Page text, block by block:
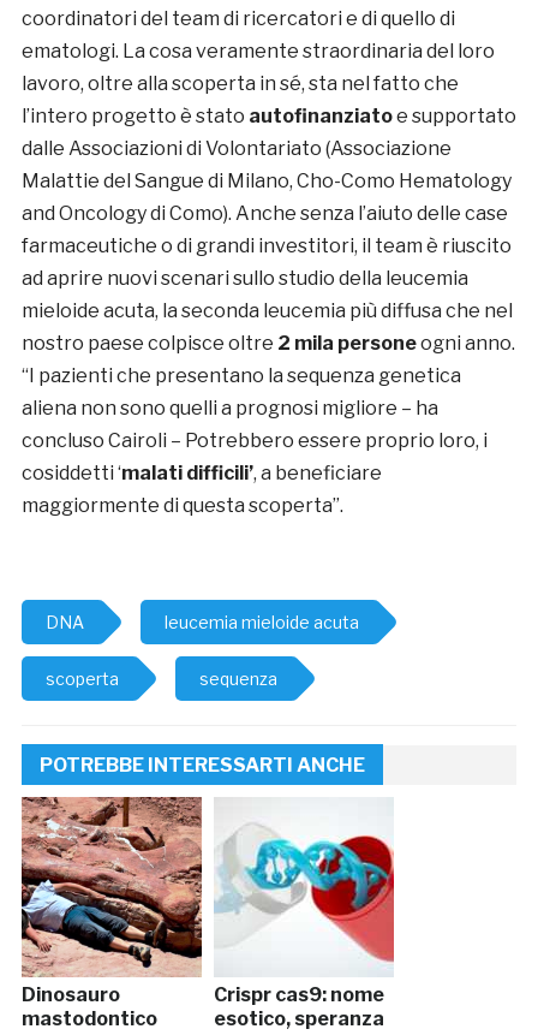
coordinatori del team di ricercatori e di quello di
ematologi. La cosa veramente straordinaria del loro
lavoro, oltre alla scoperta in sé, sta nel fatto che
l’intero progetto è stato autofinanziatoe supportato
dalle Associazioni di Volontariato (Associazione
Malattie del Sangue di Milano, Cho-Como Hematology
and Oncology di Como). Anche senza l’aiuto delle case
farmaceutiche o di grandi investitori, il team è riuscito
ad aprire nuovi scenari sullo studio della leucemia
mieloide acuta, la seconda leucemia più diffusa che nel
nostro paese colpisce oltre 2 mila personeogni anno.
“I pazienti che presentano la sequenza genetica
aliena non sono quelli a prognosi migliore – ha
concluso Cairoli – Potrebbero essere proprio loro, i
cosiddetti ‘malati difficili’, a beneficiare
maggiormente di questa scoperta”.
DNA leucemia mieloide acuta
scoperta sequenza
POTREBBE INTERESSARTI ANCHE
Dinosauro
mastodontico
Crispr cas9: nome
esotico, speranza